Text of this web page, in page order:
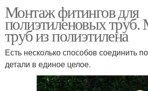
Монтаж фитингов для
полиэтиленовых
труб из полиэтилена
Есть несколько способов соединить
детали в единое целое.